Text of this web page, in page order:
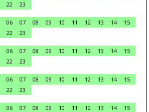
22
23
06 07 08 09 10 11 12 13 14
15
22
23
06 07 08 09 10 11 12 13 14
15
22
23
06 07 08 09 10 11 12 13 14
15
22
23
06 07 08 09 10 11 12 13 14
15